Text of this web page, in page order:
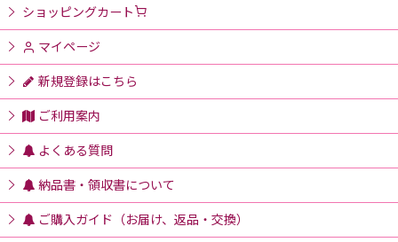
ショッピングカート
マイページ
新規登録はこちら
ご利用案内
よくある質問
納品書・領収書について
ご購入ガイド（お届け、返品・交換）